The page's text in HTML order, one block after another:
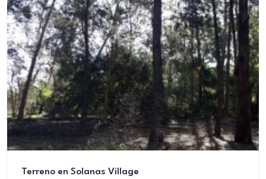
Terreno en Solanas Village